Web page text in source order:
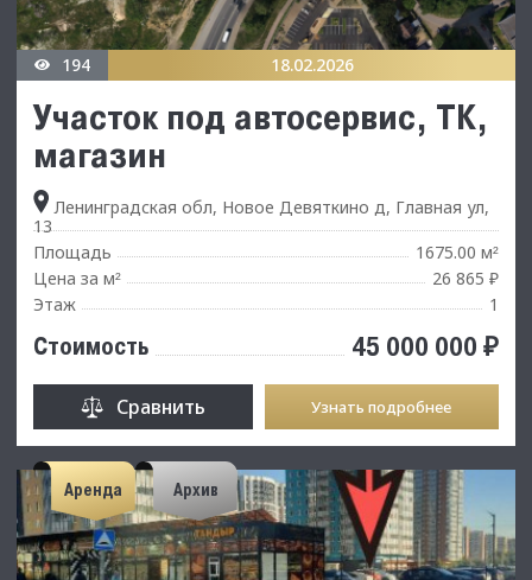
194 18.02.2026
Участок под автосервис, ТК,
магазин
Ленинградская обл, Новое Девяткино д, Главная ул,
13
Площадь
1675.00 м²
Цена за м²
26 865 ₽
Этаж
1
Стоимость 45 000 000 ₽
Сравнить Узнать подробнее
Аренда Архив